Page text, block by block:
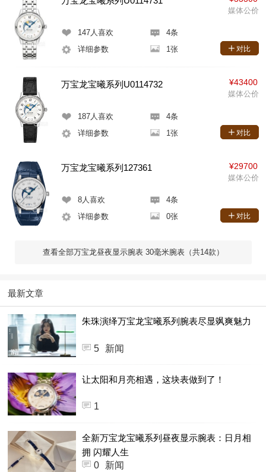
147人喜欢
4条
详细参数
1张
媒体公价
对比
万宝龙宝曦系列U0114732
187人喜欢
4条
详细参数
1张
¥43400
媒体公价
对比
万宝龙宝曦系列127361
8人喜欢
4条
详细参数
0张
¥29700
媒体公价
对比
查看全部万宝龙昼夜显示腕表 30毫米腕表（共14款）
最新文章
朱珠演绎万宝龙宝曦系列腕表尽显飒爽魅力
5 新闻
让太阳和月亮相遇，这块表做到了！
1
全新万宝龙宝曦系列昼夜显示腕表：日月相
拥 闪耀人生
0
新闻